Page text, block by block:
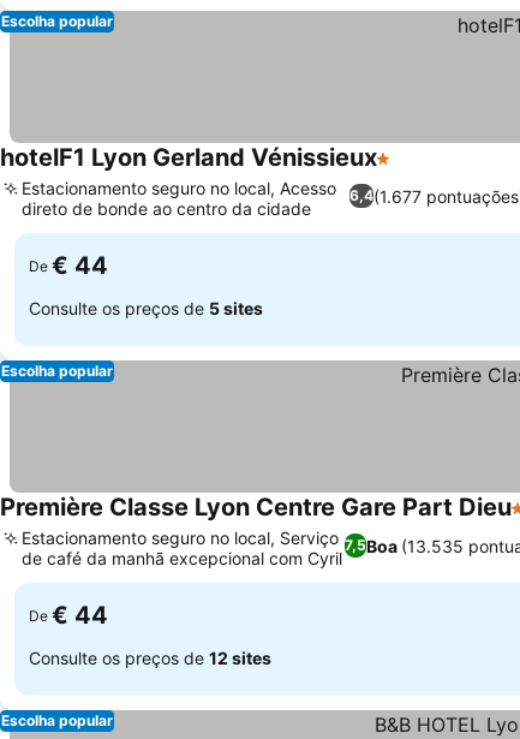
Escolha popular
hotelF1 Lyon Gerland Vénissieux1 Estrelas
6,4(1.677
Estacionamento seguro no local, Acesso
direto de bonde ao centro da cidade
De € 44
Consulte os preços de 5 sites
Escolha popular
Première Classe Lyon Centre Gare Part Dieu
7,5Boa (13.535
Estacionamento seguro no local, Serviço
de café da manhã excepcional com Cyril
De € 44
Consulte os preços de 12 sites
Escolha popular